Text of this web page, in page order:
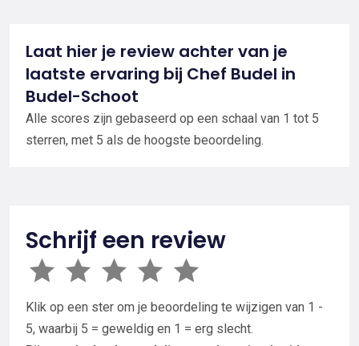
Laat hier je review achter van je
laatste ervaring bij Chef Budel in
Budel-Schoot
Alle scores zijn gebaseerd op een schaal van 1 tot 5
sterren, met 5 als de hoogste beoordeling.
Schrijf een review
Klik op een ster om je beoordeling te wijzigen van 1 -
5, waarbij 5 = geweldig en 1 = erg slecht.